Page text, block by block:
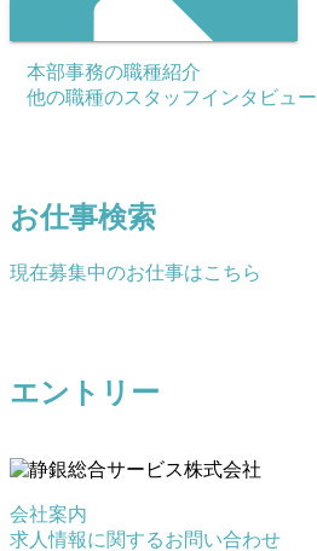
本部事務の求人
登録件数：全25件中5件
本部事務の職種紹介
他の職種のスタッフインタビュー
お仕事検索
現在募集中のお仕事はこちら
エントリー
会社案内
求人情報に関するお問い合わせ